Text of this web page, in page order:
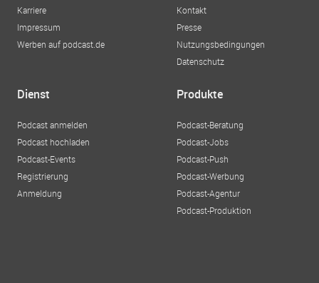
Karriere
Impressum
Werben auf podcast.de
Kontakt
Presse
Nutzungsbedingungen
Datenschutz
Dienst
Podcast anmelden
Podcast hochladen
Podcast-Events
Registrierung
Anmeldung
Produkte
Podcast-Beratung
Podcast-Jobs
Podcast-Push
Podcast-Werbung
Podcast-Agentur
Podcast-Produktion